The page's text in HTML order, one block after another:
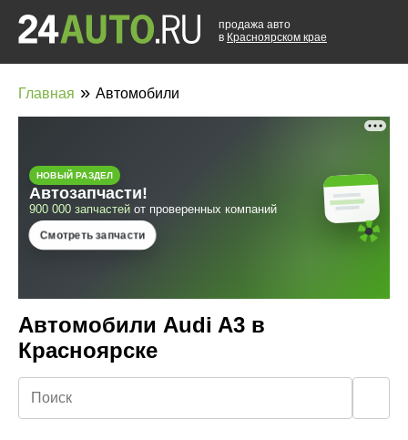
продажа авто
в Красноярском крае
Главная » Автомобили
Автомобили Audi A3 в
Красноярске